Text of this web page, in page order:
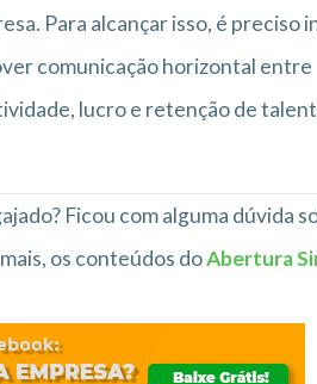
Para alcançar isso, é preciso
comunicação horizontal entre
lucro e retenção de
Ficou com alguma dúvida
os conteúdos doAbertura